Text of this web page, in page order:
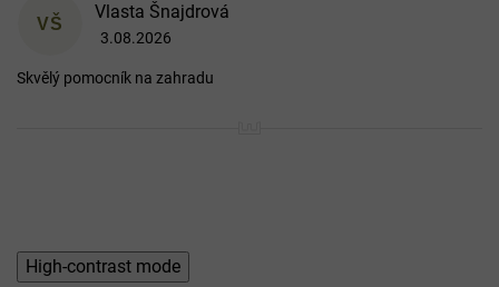
s
n
VŠ
Vlasta Šnajdrová
Hodnocení produktu je 5 z 5 hvězdiček.
3.08.2026
Skvělý pomocník na zahradu
High-contrast mode